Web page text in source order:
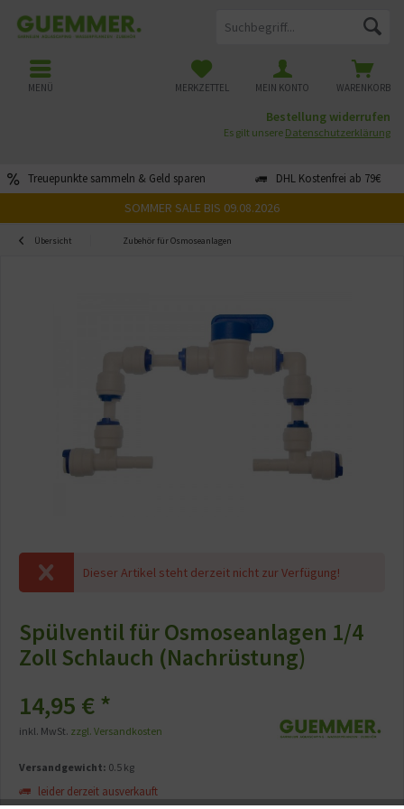
Treuepunkte sammeln & Geld sparen DHL Kostenfrei ab 79€
WARENKORB
MERKZETTEL MEIN KONTO
MENÜ
Bestellung widerrufen
Es gilt unsere Datenschutzerklärung
SOMMER SALE BIS 09.08.2026
Übersicht Zubehör für Osmoseanlagen
Dieser Artikel steht derzeit nicht zur Verfügung!
Spülventil für Osmoseanlagen 1/4
Zoll Schlauch (Nachrüstung)
14,95 € *
inkl. MwSt. zzgl. Versandkosten
Versandgewicht: 0.5 kg
leider derzeit ausverkauft